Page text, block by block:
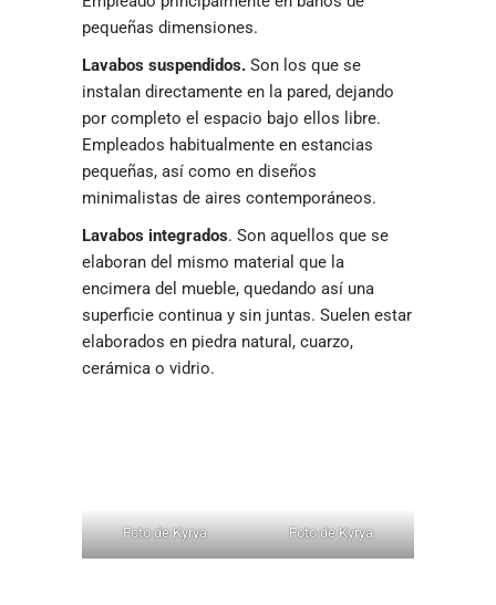
pequeñas dimensiones.
Lavabos suspendidos. Son los que se
instalan directamente en la pared, dejando
por completo el espacio bajo ellos libre.
Empleados habitualmente en estancias
pequeñas, así como en diseños
minimalistas de aires contemporáneos.
Lavabos integrados. Son aquellos que se
elaboran del mismo material que la
encimera del mueble, quedando así una
superficie continua y sin juntas. Suelen estar
elaborados en piedra natural, cuarzo,
cerámica o vidrio.
Foto de Kyrya Foto de Kyrya